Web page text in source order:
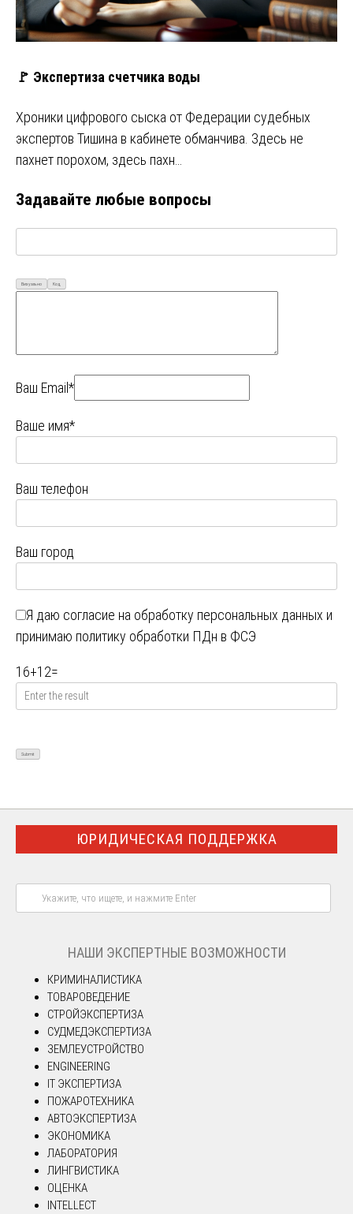
🚩 Экспертиза счетчика воды
Хроники цифрового сыска от Федерации судебных
экспертов Тишина в кабинете обманчива. Здесь не
пахнет порохом, здесь пахн…
Задавайте любые вопросы
Визуально Код
Ваш Email*
Ваше имя*
Ваш телефон
Ваш город
Я даю согласие на обработку персональных данных и
принимаю политику обработки ПДн в ФСЭ
16+12=
ЮРИДИЧЕСКАЯ ПОДДЕРЖКА
НАШИ ЭКСПЕРТНЫЕ ВОЗМОЖНОСТИ
КРИМИНАЛИСТИКА
ТОВАРОВЕДЕНИЕ
СТРОЙЭКСПЕРТИЗА
СУДМЕДЭКСПЕРТИЗА
ЗЕМЛЕУСТРОЙСТВО
ENGINEERING
IT ЭКСПЕРТИЗА
ПОЖАРОТЕХНИКА
АВТОЭКСПЕРТИЗА
ЭКОНОМИКА
ЛАБОРАТОРИЯ
ЛИНГВИСТИКА
ОЦЕНКА
INTELLECT